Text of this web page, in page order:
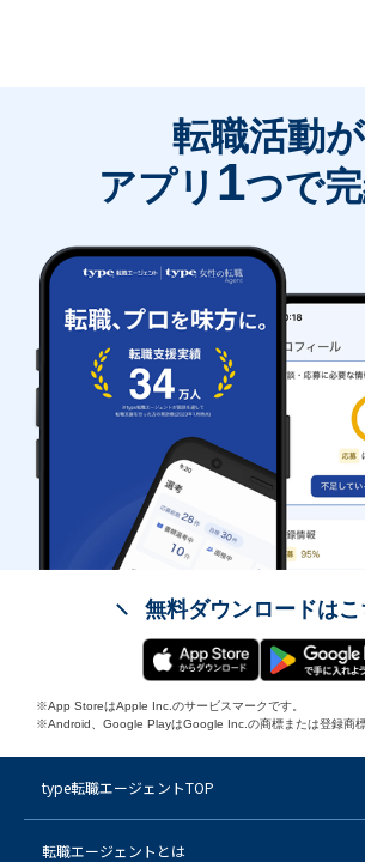
転職活動が
アプリ 1つで完
無料ダウンロードはこ
※App StoreはApple Inc.のサービスマークです。
※Android、Google PlayはGoogle Inc.の商標または登録商標
type転職エージェントTOP
転職エージェントとは